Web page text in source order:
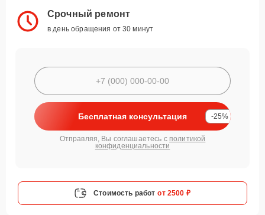
Срочный ремонт
в день обращения от 30 минут
Бесплатная консультация -25%
Отправляя, Вы соглашаетесь с политикой
конфиденциальности
Стоимость работ от 2500 ₽